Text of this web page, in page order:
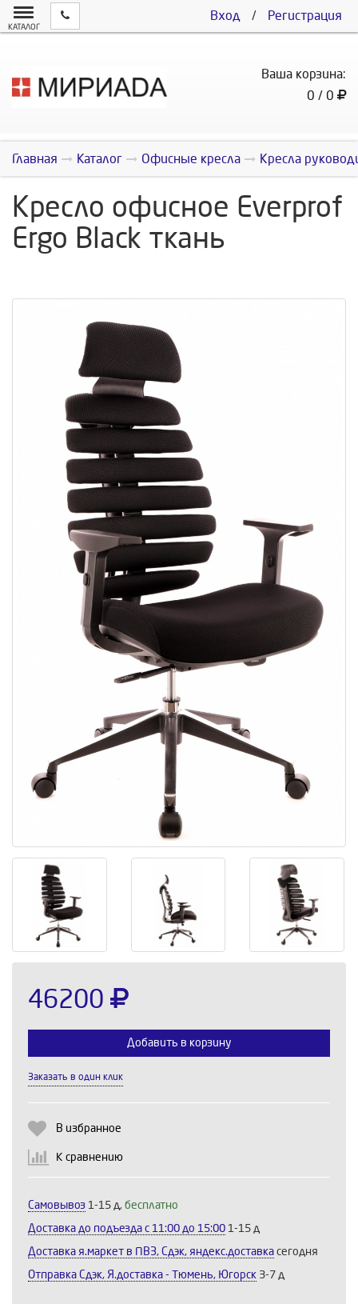
Вход / Регистрация
КАТАЛОГ
Ваша корзина:
0 / 0
Главная Каталог Офисные кресла Кресла
Кресло офисное Everprof
Ergo Black ткань
46200
Добавить в корзину
Заказать в один клик
В избранное
К сравнению
Самовывоз 1-15 д, бесплатно
Доставка до подъезда c 11:00 до 15:00 1-15 д
Доставка я.маркет в ПВЗ, Сдэк, яндекс.доставка сегодня
Отправка Сдэк, Я.доставка - Тюмень, Югорск 3-7 д